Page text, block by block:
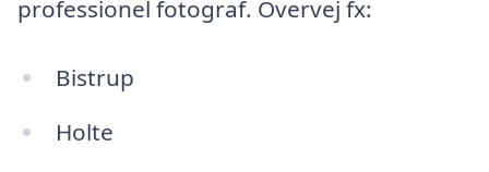
professionel fotograf. Overvej fx:
Bistrup
Holte